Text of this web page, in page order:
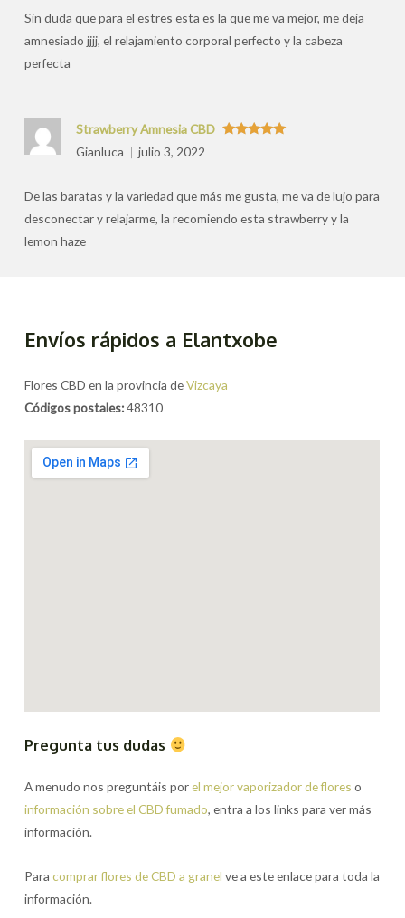
Sin duda que para el estres esta es la que me va mejor, me deja
amnesiado jjjj, el relajamiento corporal perfecto y la cabeza
perfecta
Strawberry Amnesia CBD
Gianluca
julio 3, 2022
De las baratas y la variedad que más me gusta, me va de lujo para
desconectar y relajarme, la recomiendo esta strawberry y la
lemon haze
Envíos rápidos a Elantxobe
Flores CBD en la provincia deVizcaya
Códigos postales:48310
Pregunta tus dudas
A menudo nos preguntáis porel mejor vaporizador de flores o
información sobre el CBD fumado, entra a los links para ver más
información.
Paracomprar flores de CBD a granel ve a este enlace para toda la
información.